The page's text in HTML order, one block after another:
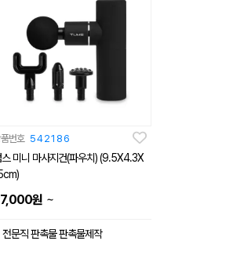
번호 542186
스 미니 마사지건(파우치) (9.5X4.3X
원 ~
전문직 판촉물 판촉물제작